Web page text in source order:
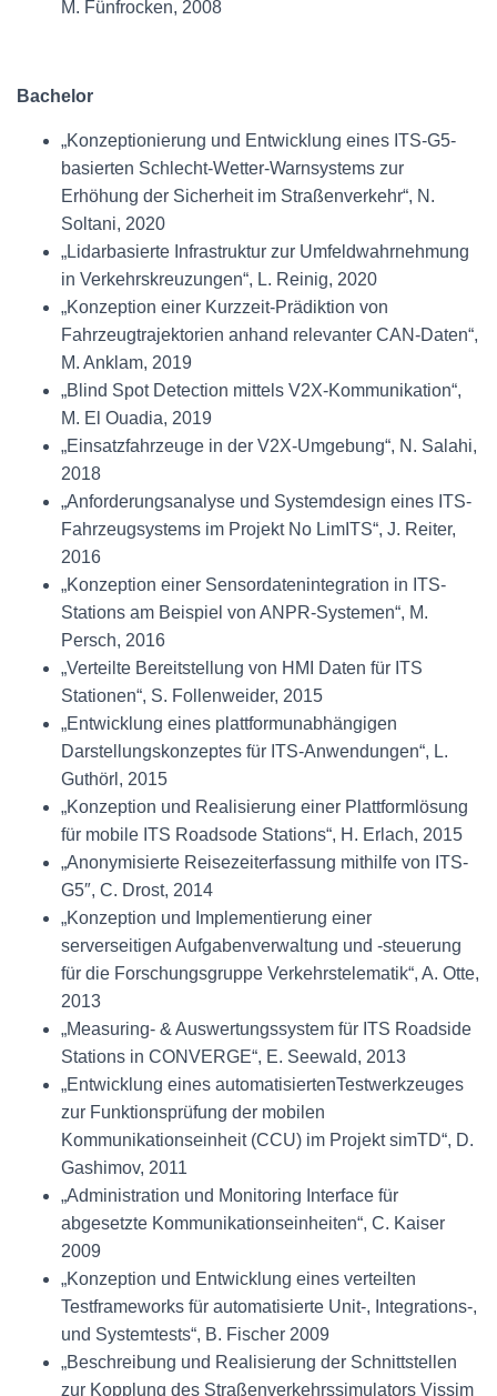
M. Fünfrocken, 2008
Bachelor
„Konzeptionierung und Entwicklung eines ITS-G5-
basierten Schlecht-Wetter-Warnsystems zur
Erhöhung der Sicherheit im Straßenverkehr“, N.
Soltani, 2020
„Lidarbasierte Infrastruktur zur Umfeldwahrnehmung
in Verkehrskreuzungen“, L. Reinig, 2020
„Konzeption einer Kurzzeit-Prädiktion von
Fahrzeugtrajektorien anhand relevanter CAN-Daten“,
M. Anklam, 2019
„Blind Spot Detection mittels V2X-Kommunikation“,
M. El Ouadia, 2019
„Einsatzfahrzeuge in der V2X-Umgebung“, N. Salahi,
2018
„Anforderungsanalyse und Systemdesign eines ITS-
Fahrzeugsystems im Projekt No LimITS“, J. Reiter,
2016
„Konzeption einer Sensordatenintegration in ITS-
Stations am Beispiel von ANPR-Systemen“, M.
Persch, 2016
„Verteilte Bereitstellung von HMI Daten für ITS
Stationen“, S. Follenweider, 2015
„Entwicklung eines plattformunabhängigen
Darstellungskonzeptes für ITS-Anwendungen“, L.
Guthörl, 2015
„Konzeption und Realisierung einer Plattformlösung
für mobile ITS Roadsode Stations“, H. Erlach, 2015
„Anonymisierte Reisezeiterfassung mithilfe von ITS-
G5″, C. Drost, 2014
„Konzeption und Implementierung einer
serverseitigen Aufgabenverwaltung und -steuerung
für die Forschungsgruppe Verkehrstelematik“, A. Otte,
2013
„Measuring- & Auswertungssystem für ITS Roadside
Stations in CONVERGE“, E. Seewald, 2013
„Entwicklung eines automatisiertenTestwerkzeuges
zur Funktionsprüfung der mobilen
Kommunikationseinheit (CCU) im Projekt simTD“, D.
Gashimov, 2011
„Administration und Monitoring Interface für
abgesetzte Kommunikationseinheiten“, C. Kaiser
2009
„Konzeption und Entwicklung eines verteilten
Testframeworks für automatisierte Unit-, Integrations-,
und Systemtests“, B. Fischer 2009
„Beschreibung und Realisierung der Schnittstellen
zur Kopplung des Straßenverkehrssimulators Vissim